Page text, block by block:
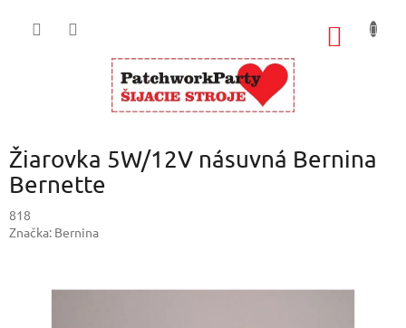
Žiarovka 5W/12V násuvná Bernina
Bernette
818
Značka: Bernina